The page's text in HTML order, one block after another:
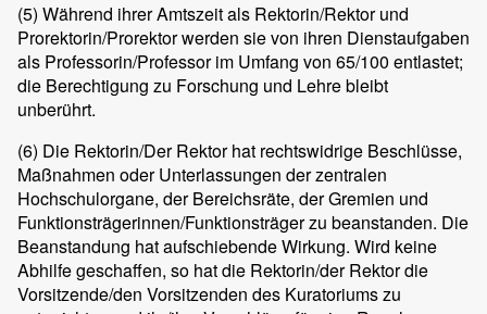
(5) Während ihrer Amtszeit als Rektorin/Rektor und
Prorektorin/Prorektor werden sie von ihren Dienstaufgaben
als Professorin/Professor im Umfang von 65/100 entlastet;
die Berechtigung zu Forschung und Lehre bleibt
unberührt.
(6) Die Rektorin/Der Rektor hat rechtswidrige Beschlüsse,
Maßnahmen oder Unterlassungen der zentralen
Hochschulorgane, der Bereichsräte, der Gremien und
Funktionsträgerinnen/Funktionsträger zu beanstanden. Die
Beanstandung hat aufschiebende Wirkung. Wird keine
Abhilfe geschaffen, so hat die Rektorin/der Rektor die
Vorsitzende/den Vorsitzenden des Kuratoriums zu